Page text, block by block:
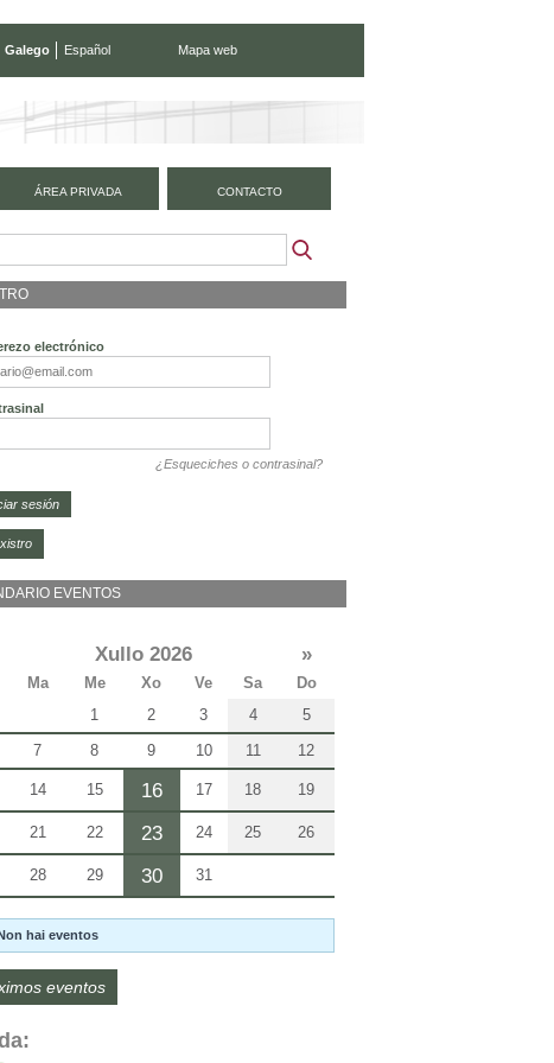
Galego Español Mapa web
ÁREA PRIVADA CONTACTO
electrónico
¿Esqueciches o contrasinal?
EVENTOS
Xullo 2026 »
Ma Me Xo Ve Sa
Do
1
2 3 4
5
7 8 9 10 11 12
14 15 16 17 18 19
21 22 23 24 25 26
28 29 30 31
hai eventos
eventos